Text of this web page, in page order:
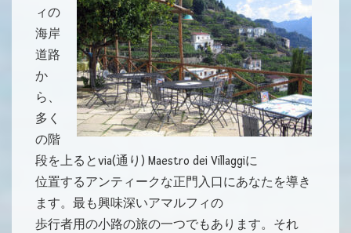
ィの
海岸
道路
か
ら、
多く
の階
段を上るとvia(通り) Maestro dei Villaggiに
位置するアンティークな正門入口にあなたを導き
ます。最も興味深いアマルフィの
歩行者用の小路の旅の一つでもあります。それ